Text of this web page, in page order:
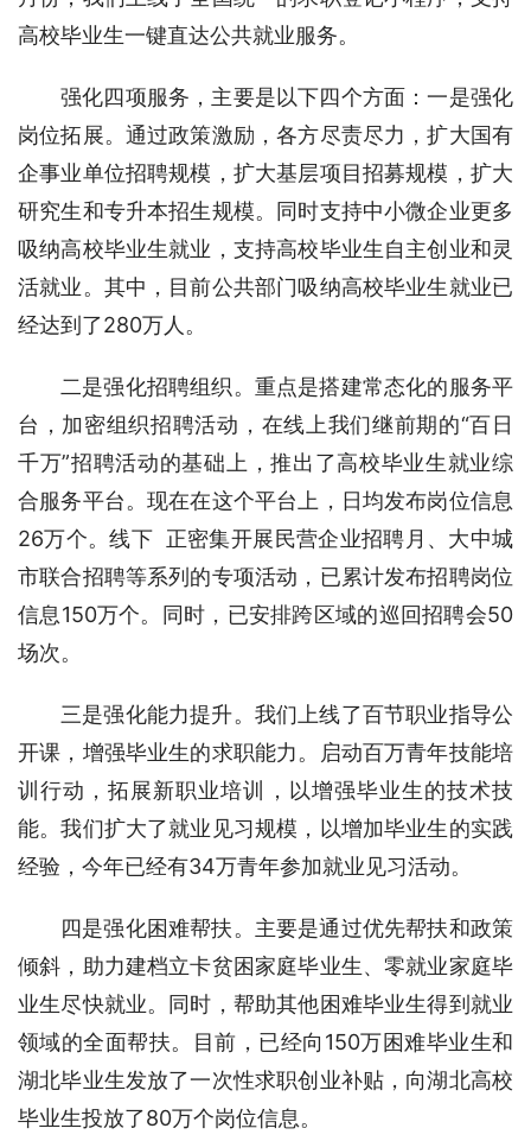
高校毕业生一键直达公共就业服务。
强化四项服务，主要是以下四个方面：一是强化
岗位拓展。通过政策激励，各方尽责尽力，扩大国有
企事业单位招聘规模，扩大基层项目招募规模，扩大
研究生和专升本招生规模。同时支持中小微企业更多
吸纳高校毕业生就业，支持高校毕业生自主创业和灵
活就业。其中，目前公共部门吸纳高校毕业生就业已
经达到了280万人。
二是强化招聘组织。重点是搭建常态化的服务平
台，加密组织招聘活动，在线上我们继前期的“百日
千万”招聘活动的基础上，推出了高校毕业生就业综
合服务平台。现在在这个平台上，日均发布岗位信息
26万个。线下  正密集开展民营企业招聘月、大中城
市联合招聘等系列的专项活动，已累计发布招聘岗位
信息150万个。同时，已安排跨区域的巡回招聘会50
场次。
三是强化能力提升。我们上线了百节职业指导公
开课，增强毕业生的求职能力。启动百万青年技能培
训行动，拓展新职业培训，以增强毕业生的技术技
能。我们扩大了就业见习规模，以增加毕业生的实践
经验，今年已经有34万青年参加就业见习活动。
四是强化困难帮扶。主要是通过优先帮扶和政策
倾斜，助力建档立卡贫困家庭毕业生、零就业家庭毕
业生尽快就业。同时，帮助其他困难毕业生得到就业
领域的全面帮扶。目前，已经向150万困难毕业生和
湖北毕业生发放了一次性求职创业补贴，向湖北高校
毕业生投放了80万个岗位信息。